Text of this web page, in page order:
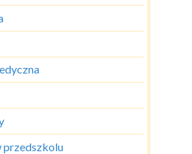
przedszkolu